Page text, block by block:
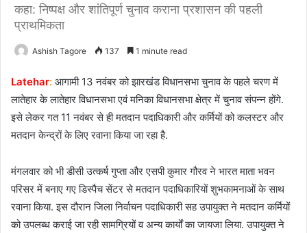
कहा: निष्पक्ष और शांतिपूर्ण चुनाव कराना प्रशासन की पहली
प्राथमिकता
Ashish Tagore 137 1 minute read
Latehar: आगामी 13 नवंबर को झारखंड विधानसभा चुनाव के पहले चरण में
लातेहार के लातेहार विधानसभा एवं मनिका विधानसभा क्षेत्र में चुनाव संपन्न होंगे.
इसे लेकर गत 11 नवंबर से ही मतदान पदाधिकारी और कर्मियों को कलस्टर और
मतदान केन्द्रों के लिए रवाना किया जा रहा है.
मंगलवार को भी डीसी उत्कर्ष गुप्ता और एसपी कुमार गौरव ने भारत माता भवन
परिसर में बनाए गए डिस्पैच सेंटर से मतदान पदाधिकारियों शुभकामनाओं के साथ
रवाना किया. इस दौरान जिला निर्वाचन पदाधिकारी सह उपायुक्त ने मतदान कर्मियों
को उपलब्ध कराई जा रही सामग्रियों व अन्य कार्यों का जायजा लिया. उपायुक्त ने